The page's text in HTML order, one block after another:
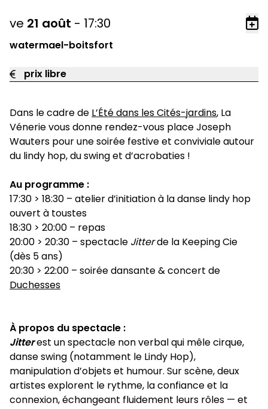
ve 21 août - 17:30
watermael-boitsfort
prix libre
Dans le cadre de L’Été dans les Cités-jardins, La
Vénerie vous donne rendez-vous place Joseph
Wauters pour une soirée festive et conviviale autour
du lindy hop, du swing et d’acrobaties !
Au programme :
17:30 > 18:30 – atelier d’initiation à la danse lindy hop
ouvert à toustes
18:30 > 20:00 – repas
20:00 > 20:30 – spectacle Jitterde la Keeping Cie
(dès 5 ans)
20:30 > 22:00 – soirée dansante & concert de
Duchesses
À propos du spectacle :
Jitterest un spectacle non verbal qui mêle cirque,
danse swing (notamment le Lindy Hop),
manipulation d’objets et humour. Sur scène, deux
artistes explorent le rythme, la confiance et la
connexion, échangeant fluidement leurs rôles — et